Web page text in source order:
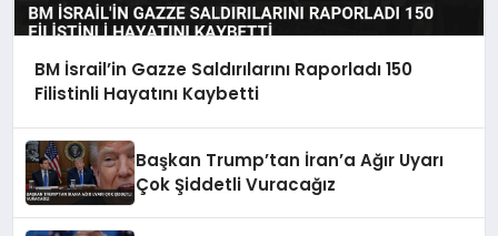
BM İsrail’in Gazze Saldırılarını Raporladı 150
Filistinli Hayatını Kaybetti
Başkan Trump’tan İran’a Ağır Uyarı
Çok Şiddetli Vuracağız